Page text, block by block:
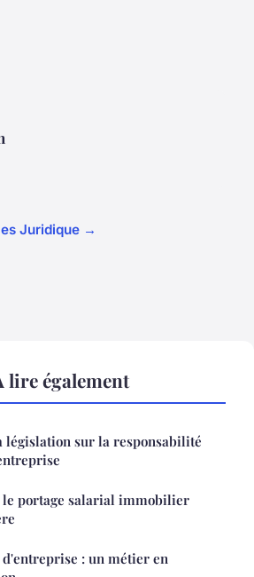
Juridique →
également
législation sur la responsabilité
portage salarial immobilier
: un métier en